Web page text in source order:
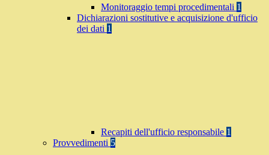
Monitoraggio tempi procedimentali 1
Dichiarazioni sostitutive e acquisizione d'ufficio
dei dati 1
Recapiti dell'ufficio responsabile 1
Provvedimenti 5